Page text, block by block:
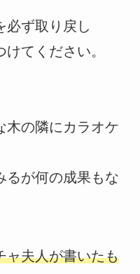
必ず取り戻し
てください。
木の隣にカラオケ
るが何の成果もな
ャ夫人が書いたも